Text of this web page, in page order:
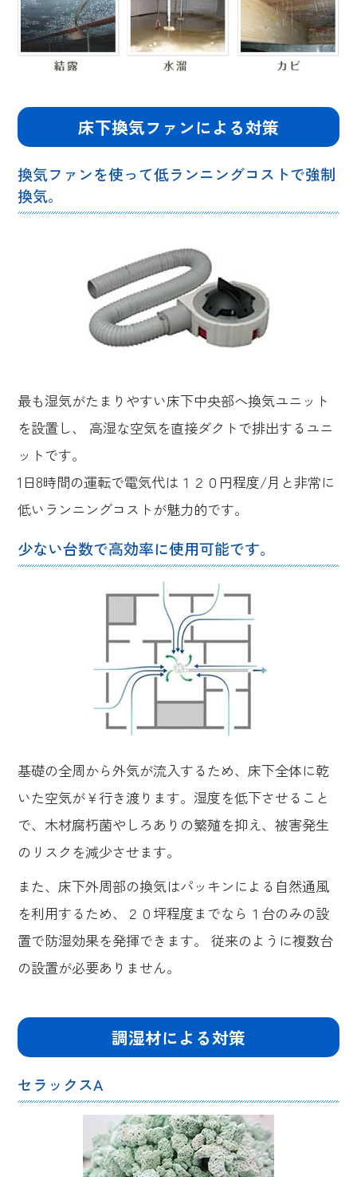
床下換気ファンによる対策
換気ファンを使って低ランニングコストで強制
換気。
最も湿気がたまりやすい床下中央部へ換気ユニット
を設置し、 高湿な空気を直接ダクトで排出するユニ
ットです。
1日8時間の運転で電気代は１２０円程度/月と非常に
低いランニングコストが魅力的です。
少ない台数で高効率に使用可能です。
基礎の全周から外気が流入するため、床下全体に乾
いた空気が￥行き渡ります。湿度を低下させること
で、木材腐朽菌やしろありの繁殖を抑え、被害発生
のリスクを減少させます。
また、床下外周部の換気はパッキンによる自然通風
を利用するため、２０坪程度までなら１台のみの設
置で防湿効果を発揮できます。 従来のように複数台
の設置が必要ありません。
調湿材による対策
セラックスA